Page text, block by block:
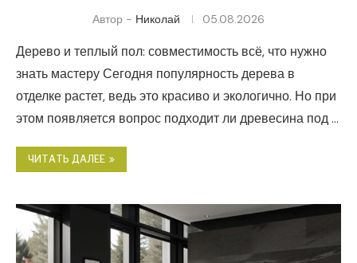
Автор - Николай 05.08.2026
Дерево и теплый пол: совместимость всё, что нужно
знать мастеру Сегодня популярность дерева в
отделке растет, ведь это красиво и экологично. Но при
этом появляется вопрос подходит ли древесина под …
ЧИТАТЬ ДАЛЕЕ